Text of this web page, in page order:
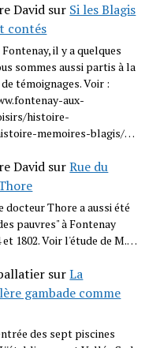
David sur Si les Blagis
contés
il y a quelques
sommes aussi partis à la
témoignages. Voir :
aux-
histoire-
memoires-blagis/…
David surRue du
docteur Thore a aussi été
pauvres" à Fontenay
et 1802. Voir l'étude de M.…
surLa
gambade comme
des sept piscines